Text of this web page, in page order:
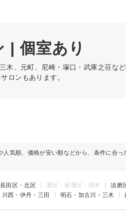
| 個室あり
、元町、尼崎・塚口・武庫之荘な
ロンもあります。
人気順、価格が安い順などから、条件に合
田区・北区 灘区・東灘区・岡本 須磨
川西・伊丹・三田 明石・加古川・三木